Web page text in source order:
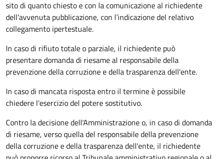
sito di quanto chiesto e con la comunicazione al richiedente
dell’avvenuta pubblicazione, con l’indicazione del relativo
collegamento ipertestuale.
In caso di rifiuto totale o parziale, il richiedente può
presentare domanda di riesame al responsabile della
prevenzione della corruzione e della trasparenza dell'ente.
In caso di mancata risposta entro il termine è possibile
chiedere l'esercizio del potere sostitutivo.
Contro la decisione dell'Amministrazione o, in caso di domanda
di riesame, verso quella del responsabile della prevenzione
della corruzione e della trasparenza dell'ente, il richiedente